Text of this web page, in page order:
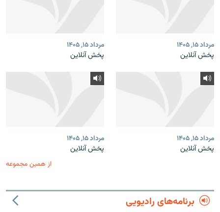
مرداد ۱۵, ۱۴۰۵
پخش آنلاین
مرداد ۱۵, ۱۴۰۵
پخش آنلاین
مرداد ۱۵, ۱۴۰۵
پخش آنلاین
مرداد ۱۵, ۱۴۰۵
پخش آنلاین
از همین مجموعه
برنامه‌های رادیویی